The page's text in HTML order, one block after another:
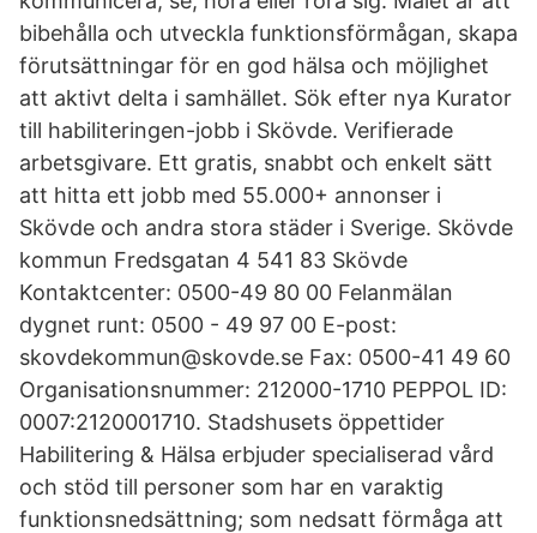
bibehålla och utveckla funktionsförmågan, skapa
förutsättningar för en god hälsa och möjlighet
att aktivt delta i samhället. Sök efter nya Kurator
till habiliteringen-jobb i Skövde. Verifierade
arbetsgivare. Ett gratis, snabbt och enkelt sätt
att hitta ett jobb med 55.000+ annonser i
Skövde och andra stora städer i Sverige. Skövde
kommun Fredsgatan 4 541 83 Skövde
Kontaktcenter: 0500-49 80 00 Felanmälan
dygnet runt: 0500 - 49 97 00 E-post:
skovdekommun@skovde.se Fax: 0500-41 49 60
Organisationsnummer: 212000-1710 PEPPOL ID:
0007:2120001710. Stadshusets öppettider
Habilitering & Hälsa erbjuder specialiserad vård
och stöd till personer som har en varaktig
funktionsnedsättning; som nedsatt förmåga att